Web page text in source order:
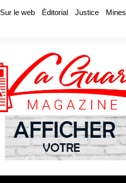
Sur le web Éditorial Justice Mines